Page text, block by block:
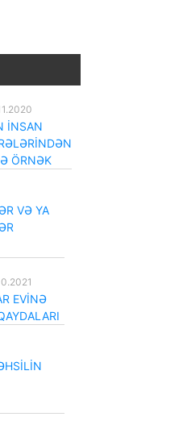
İNSAN
ÖRNƏK
VƏ YA
EVİNƏ